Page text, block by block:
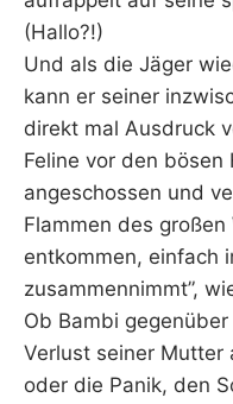
(Hallo?!)
Und als die Jäger
kann er seiner
direkt mal Ausdruck
Feline vor den
angeschossen und
Flammen des
entkommen, einfach
zusammennimmt”,
Ob Bambi
Verlust seiner Mutter
oder die Panik, den